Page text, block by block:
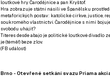
loutkové hry Čarodějnice a pan Kryštof.
Hra zobrazuje státní násilí ve Španělsku
metaforických postav: katolické církve, justice,
soukromého vlastnictví. Čarodějnice s nimi
svobodu uhájit?
Títeres desde abajo je politické loutkové divadlo
je (téměř) beze zlov.
(FB událost)
Brno - Otevřené setkání svazu Priama